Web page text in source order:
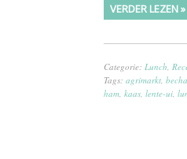
VERDER LEZEN »
Categorie: Lunch
Tags: agrimarkt
ham kaas lente-ui